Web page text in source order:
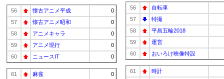
56 懐古アニメ平成
0
57
懐古アニメ昭和
0
58
アニメキャラ
0
59
アニメ現行
0
60
ニュースIT 0
61 麻雀
0
56
自転車
57
特撮
58
平昌五輪2018
59
運営
60
おいろけ映像特設
61
時計